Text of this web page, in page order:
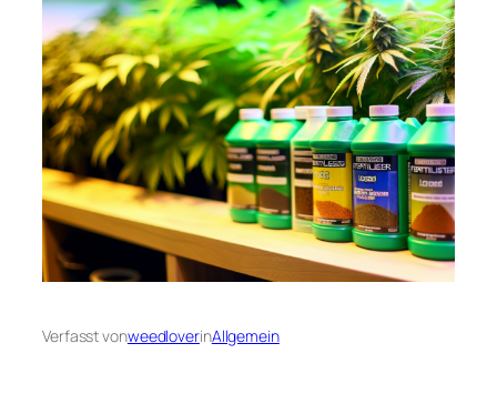
Verfasst vonweedloverinAllgemein